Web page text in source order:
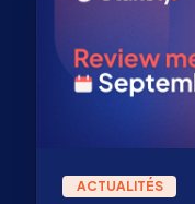
ACTUALITÉS